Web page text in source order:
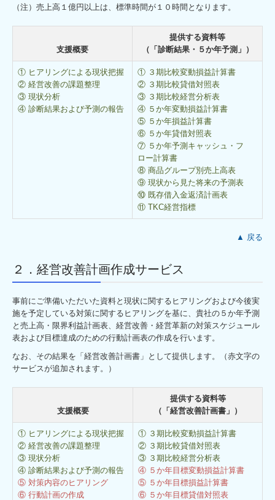
（注）売上高１億円以上は、標準時間が１０時間となります。
支援概要
提供する資料等
（「診断結果・５か年予測」）
① ヒアリングによる現状把握
② 経営改善の課題整理
③ 現状分析
④ 診断結果および予測の報告
① ３期比較変動損益計算書
② ３期比較貸借対照表
③ ３期比較経営分析表
④ ５か年変動損益計算書
⑤ ５か年損益計算書
⑥ ５か年貸借対照表
⑦ ５か年予測キャッシュ・フ
ロー計算書
⑧ 商品グループ別売上高表
⑨ 現状から見た将来の予測表
⑩ 既存借入金返済計画表
⑪ TKC経営指標
▲ 戻る
２．経営改善計画作成サービス
事前にご準備いただいた資料と現状に関するヒアリングおよび今後実
施を予定している対策に関するヒアリングを基に、貴社の５か年予測
と売上高・限界利益計画表、経営改善・経営革新の対策スケジュール
表および目標達成のための行動計画表の作成を行います。
なお、その結果を「経営改善計画書」として提供します。（赤文字の
サービスが追加されます。）
支援概要
提供する資料等
（「経営改善計画書」）
① ヒアリングによる現状把握
② 経営改善の課題整理
③ 現状分析
④ 診断結果および予測の報告
⑤ 対策内容のヒアリング
⑥ 行動計画の作成
① ３期比較変動損益計算書
② ３期比較貸借対照表
③ ３期比較経営分析表
④ ５か年目標変動損益計算書
⑤ ５か年目標損益計算書
⑥ ５か年目標貸借対照表